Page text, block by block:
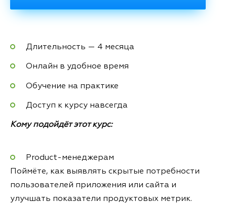
Длительность — 4 месяца
Онлайн в удобное время
Обучение на практике
Доступ к курсу навсегда
Кому подойдёт этот курс:
Product-менеджерам
Поймёте, как выявлять скрытые потребности
пользователей приложения или сайта и
улучшать показатели продуктовых метрик.